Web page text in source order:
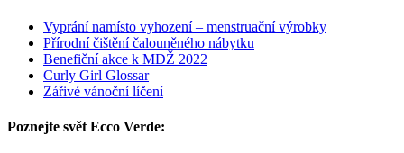
Vyprání namísto vyhození – menstruační výrobky
Přírodní čištění čalouněného nábytku
Benefiční akce k MDŽ 2022
Curly Girl Glossar
Zářivé vánoční líčení
Poznejte svět Ecco Verde: